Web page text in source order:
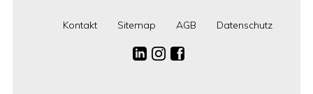
Kontakt Sitemap AGB Datenschutz